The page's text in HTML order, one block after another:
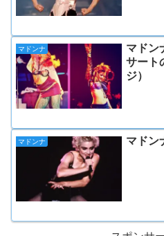
マドンナ
マドン
サート
ジ）
マドンナ マドン